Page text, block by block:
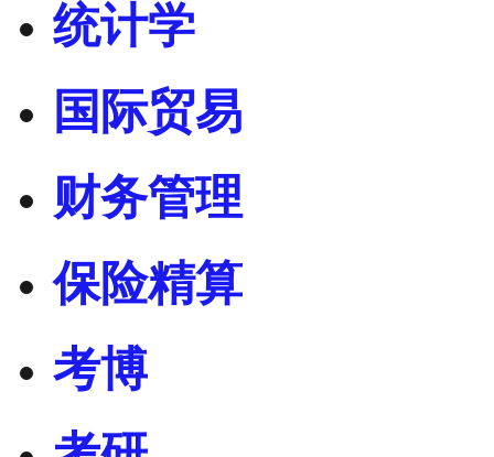
统计学
国际贸易
财务管理
保险精算
考博